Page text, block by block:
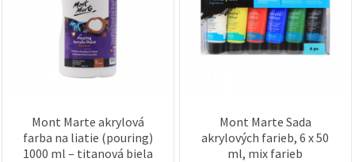
Nastavenia
Mont Marte akrylová
farba na liatie (pouring)
1000 ml – titanová biela
Mont Marte Sada
akrylových farieb, 6 x 50
ml, mix farieb